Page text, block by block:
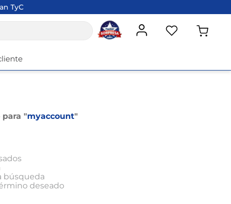
TyC
"myaccount"
búsqueda
deseado